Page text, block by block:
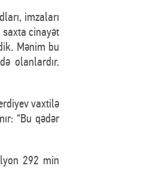
imzaları
saxta cinayət
Mənim bu
olanlardır.
vaxtilə
“Bu qədər
292 min